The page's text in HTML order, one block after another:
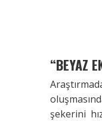
“BEYAZ
şekerini